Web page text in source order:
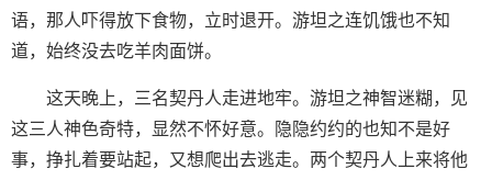
语，那人吓得放下食物，立时退开。游坦之连饥饿也不知
道，始终没去吃羊肉面饼。
这天晚上，三名契丹人走进地牢。游坦之神智迷糊，见
这三人神色奇特，显然不怀好意。隐隐约约的也知不是好
事，挣扎着要站起，又想爬出去逃走。两个契丹人上来将他